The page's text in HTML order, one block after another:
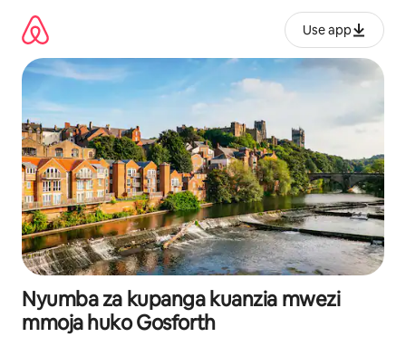
kwenda
kwenye
maudhui
Use app
Nyumba za kupanga kuanzia mwezi
mmoja huko Gosforth